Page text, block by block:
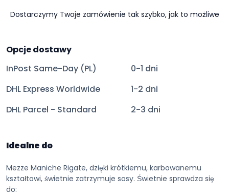
Dostarczymy Twoje zamówienie tak szybko, jak to możliwe
Opcje dostawy
InPost Same-Day (PL)
0-1 dni
DHL Express Worldwide
1-2 dni
DHL Parcel - Standard
2-3 dni
Idealne do
Mezze Maniche Rigate, dzięki krótkiemu, karbowanemu
kształtowi, świetnie zatrzymuje sosy. Świetnie sprawdza się
do: